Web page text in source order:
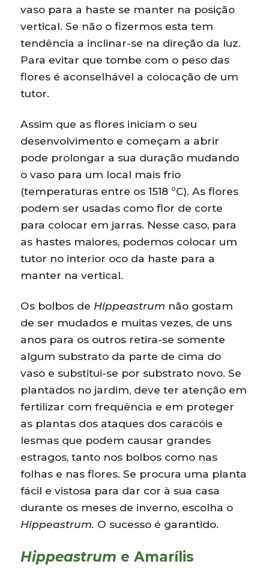
vaso para a haste se manter na posição
vertical. Se não o fizermos esta tem
tendência a inclinar-se na direção da luz.
Para evitar que tombe com o peso das
flores é aconselhável a colocação de um
tutor.
Assim que as flores iniciam o seu
desenvolvimento e começam a abrir
pode prolongar a sua duração mudando
o vaso para um local mais frio
(temperaturas entre os 1518 ºC). As flores
podem ser usadas como flor de corte
para colocar em jarras. Nesse caso, para
as hastes maiores, podemos colocar um
tutor no interior oco da haste para a
manter na vertical.
Os bolbos de Hippeastrum não gostam
de ser mudados e muitas vezes, de uns
anos para os outros retira-se somente
algum substrato da parte de cima do
vaso e substitui-se por substrato novo. Se
plantados no jardim, deve ter atenção em
fertilizar com frequência e em proteger
as plantas dos ataques dos caracóis e
lesmas que podem causar grandes
estragos, tanto nos bolbos como nas
folhas e nas flores. Se procura uma planta
fácil e vistosa para dar cor à sua casa
durante os meses de inverno, escolha o
Hippeastrum. O sucesso é garantido.
Hippeastrum e Amarílis